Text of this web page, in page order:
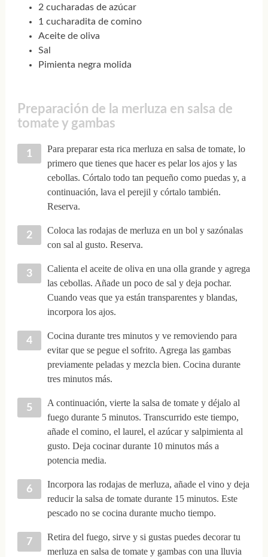
2 cucharadas de azúcar
1 cucharadita de comino
Aceite de oliva
Sal
Pimienta negra molida
Preparación de la merluza en salsa de
tomate y gambas
Para preparar esta rica merluza en salsa de tomate, lo
primero que tienes que hacer es pelar los ajos y las
cebollas. Córtalo todo tan pequeño como puedas y, a
continuación, lava el perejil y córtalo también.
Reserva.
Coloca las rodajas de merluza en un bol y sazónalas
con sal al gusto. Reserva.
Calienta el aceite de oliva en una olla grande y agrega
las cebollas. Añade un poco de sal y deja pochar.
Cuando veas que ya están transparentes y blandas,
incorpora los ajos.
Cocina durante tres minutos y ve removiendo para
evitar que se pegue el sofrito. Agrega las gambas
previamente peladas y mezcla bien. Cocina durante
tres minutos más.
A continuación, vierte la salsa de tomate y déjalo al
fuego durante 5 minutos. Transcurrido este tiempo,
añade el comino, el laurel, el azúcar y salpimienta al
gusto. Deja cocinar durante 10 minutos más a
potencia media.
Incorpora las rodajas de merluza, añade el vino y deja
reducir la salsa de tomate durante 15 minutos. Este
pescado no se cocina durante mucho tiempo.
Retira del fuego, sirve y si gustas puedes decorar tu
merluza en salsa de tomate y gambas con una lluvia